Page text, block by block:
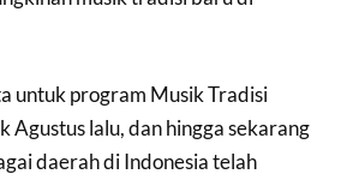
untuk program Musik Tradisi
Agustus lalu, dan hingga sekarang
daerah di Indonesia telah